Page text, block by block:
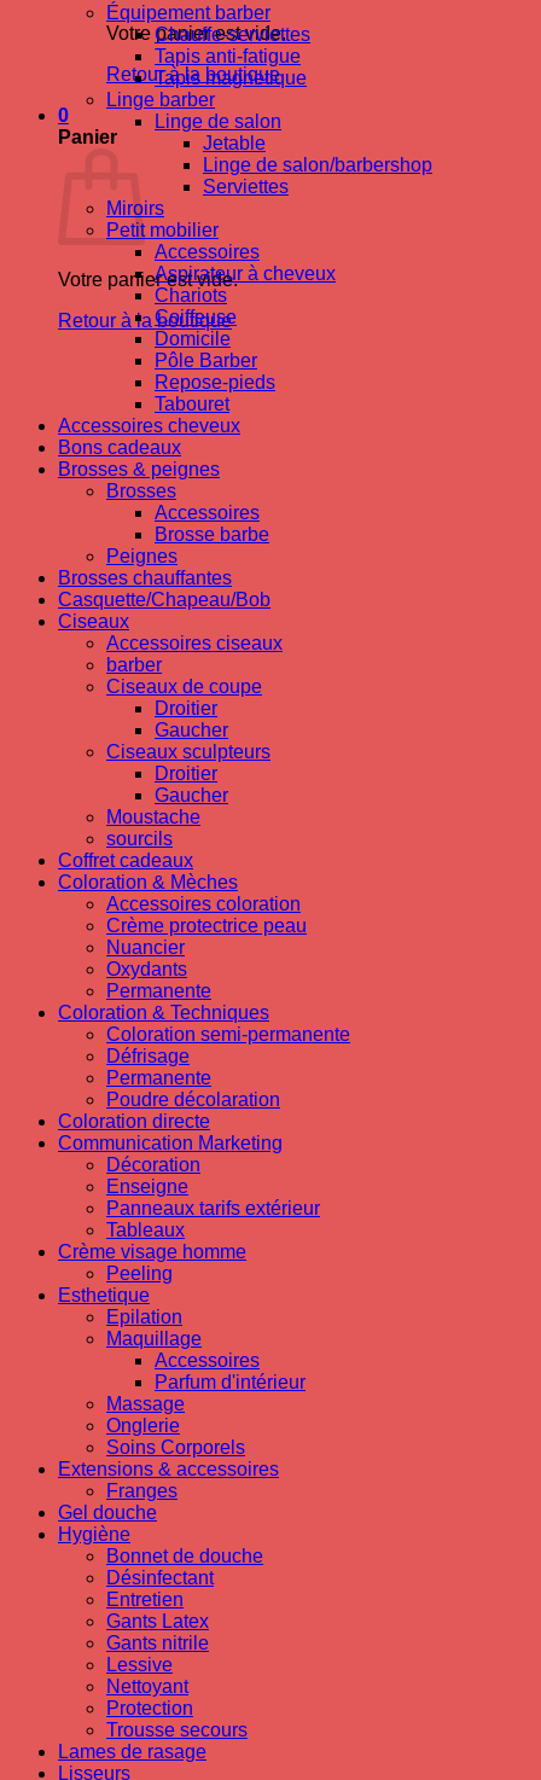
Votre panier est vide.
Retour à la boutique
0
Panier
Votre panier est vide.
Retour à la boutique
Équipement barber
Chauffe-serviettes
Tapis anti-fatigue
Tapis magnetique
Linge barber
Linge de salon
Jetable
Linge de salon/barbershop
Serviettes
Miroirs
Petit mobilier
Accessoires
Aspirateur à cheveux
Chariots
Coiffeuse
Domicile
Pôle Barber
Repose-pieds
Tabouret
Accessoires cheveux
Bons cadeaux
Brosses & peignes
Brosses
Accessoires
Brosse barbe
Peignes
Brosses chauffantes
Casquette/Chapeau/Bob
Ciseaux
Accessoires ciseaux
barber
Ciseaux de coupe
Droitier
Gaucher
Ciseaux sculpteurs
Droitier
Gaucher
Moustache
sourcils
Coffret cadeaux
Coloration & Mèches
Accessoires coloration
Crème protectrice peau
Nuancier
Oxydants
Permanente
Coloration & Techniques
Coloration semi-permanente
Défrisage
Permanente
Poudre décolaration
Coloration directe
Communication Marketing
Décoration
Enseigne
Panneaux tarifs extérieur
Tableaux
Crème visage homme
Peeling
Esthetique
Epilation
Maquillage
Accessoires
Parfum d'intérieur
Massage
Onglerie
Soins Corporels
Extensions & accessoires
Franges
Gel douche
Hygiène
Bonnet de douche
Désinfectant
Entretien
Gants Latex
Gants nitrile
Lessive
Nettoyant
Protection
Trousse secours
Lames de rasage
Lisseurs